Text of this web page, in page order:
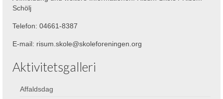
Schölj
Telefon: 04661-8387
E-mail: risum.skole@skoleforeningen.org
Aktivitetsgalleri
Affaldsdag